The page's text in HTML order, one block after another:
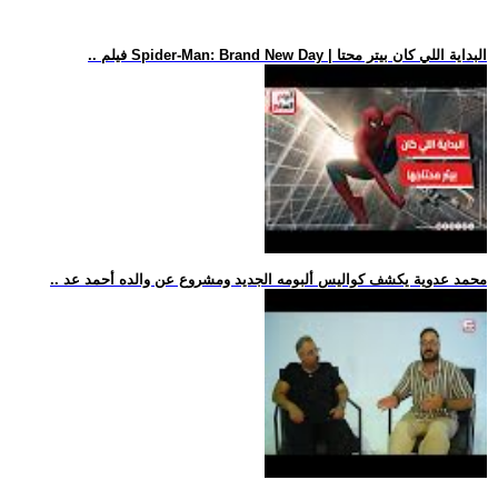
.. فيلم Spider-Man: Brand New Day | البداية اللي كان بيتر محتا
.. محمد عدوية يكشف كواليس ألبومه الجديد ومشروع عن والده أحمد عد